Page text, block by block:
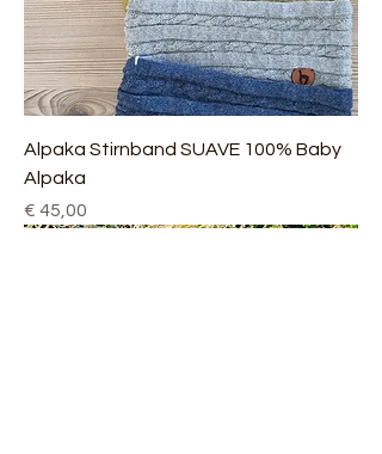
Alpaka Stirnband SUAVE 100% Baby
Alpaka
Preis
€ 45,00